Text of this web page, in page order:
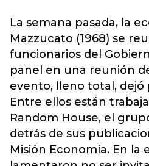
La semana pasada, la
Mazzucato (1968) se
funcionarios del
panel en una reunión
evento, lleno total, dejó
Entre ellos están
Random House, el
detrás de sus
Misión Economía. En la